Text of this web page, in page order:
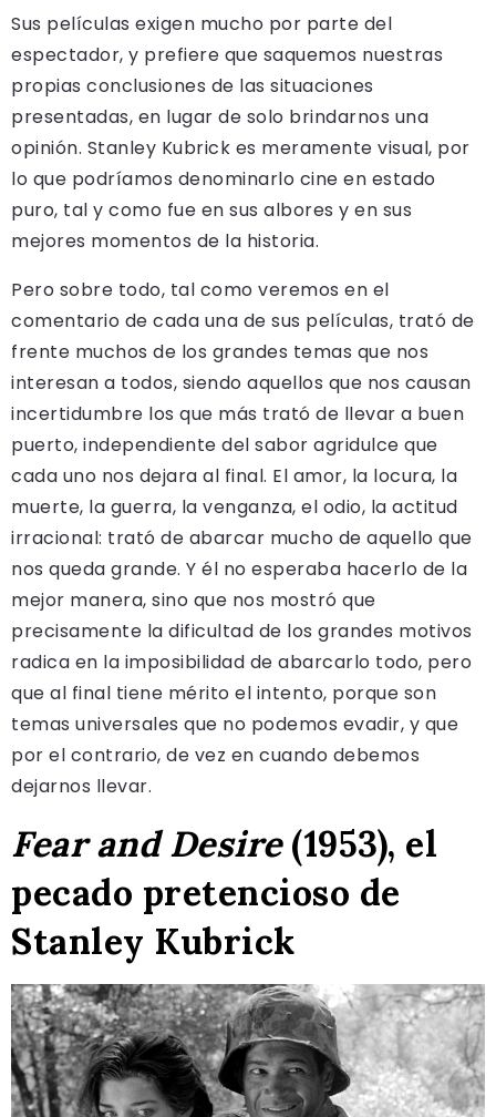
Sus películas exigen mucho por parte del
espectador, y prefiere que saquemos nuestras
propias conclusiones de las situaciones
presentadas, en lugar de solo brindarnos una
opinión. Stanley Kubrick es meramente visual, por
lo que podríamos denominarlo cine en estado
puro, tal y como fue en sus albores y en sus
mejores momentos de la historia.
Pero sobre todo, tal como veremos en el
comentario de cada una de sus películas, trató de
frente muchos de los grandes temas que nos
interesan a todos, siendo aquellos que nos causan
incertidumbre los que más trató de llevar a buen
puerto, independiente del sabor agridulce que
cada uno nos dejara al final. El amor, la locura, la
muerte, la guerra, la venganza, el odio, la actitud
irracional: trató de abarcar mucho de aquello que
nos queda grande. Y él no esperaba hacerlo de la
mejor manera, sino que nos mostró que
precisamente la dificultad de los grandes motivos
radica en la imposibilidad de abarcarlo todo, pero
que al final tiene mérito el intento, porque son
temas universales que no podemos evadir, y que
por el contrario, de vez en cuando debemos
dejarnos llevar.
Fear and Desire(1953), el
pecado pretencioso de
Stanley Kubrick